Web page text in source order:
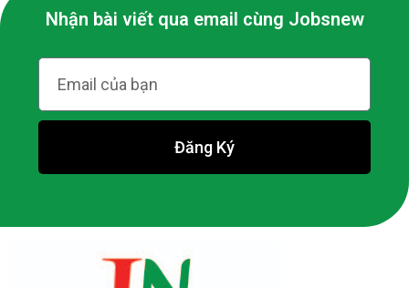
Nhận bài viết qua email cùng Jobsnew
Đăng Ký